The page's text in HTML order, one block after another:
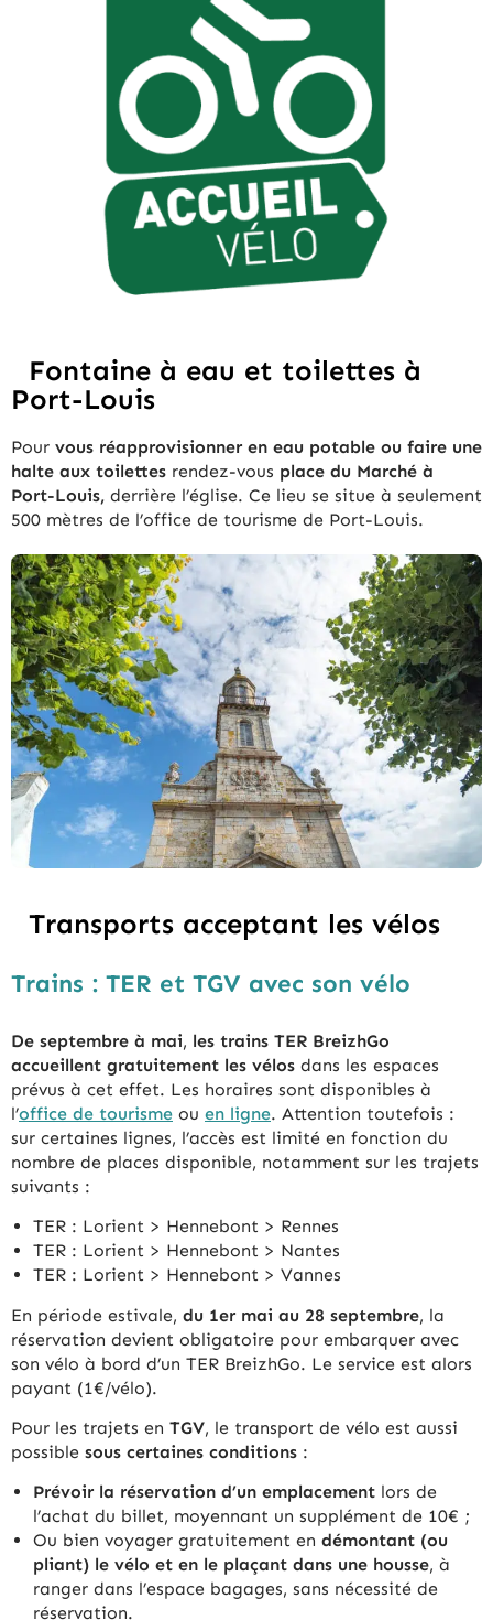
Fontaine à eau et toilettes à
Port-Louis
Pour vous réapprovisionner en eau potable ou faire une
halte aux toilettes rendez-vous place du Marché à
Port-Louis, derrière l’église. Ce lieu se situe à seulement
500 mètres de l’office de tourisme de Port-Louis.
Transports acceptant les vélos
Trains : TER et TGV avec son vélo
De septembre à mai, les trains TER BreizhGo
accueillent gratuitement les vélos dans les espaces
prévus à cet effet. Les horaires sont disponibles à
l’office de tourisme ou en ligne. Attention toutefois :
sur certaines lignes, l’accès est limité en fonction du
nombre de places disponible, notamment sur les trajets
suivants :
TER : Lorient > Hennebont > Rennes
TER : Lorient > Hennebont > Nantes
TER : Lorient > Hennebont > Vannes
En période estivale, du 1er mai au 28 septembre, la
réservation devient obligatoire pour embarquer avec
son vélo à bord d’un TER BreizhGo. Le service est alors
payant (1€/vélo).
Pour les trajets en TGV, le transport de vélo est aussi
possible sous certaines conditions :
Prévoir la réservation d’un emplacement lors de
l’achat du billet, moyennant un supplément de 10€ ;
Ou bien voyager gratuitement en démontant (ou
pliant) le vélo et en le plaçant dans une housse, à
ranger dans l’espace bagages, sans nécessité de
réservation.